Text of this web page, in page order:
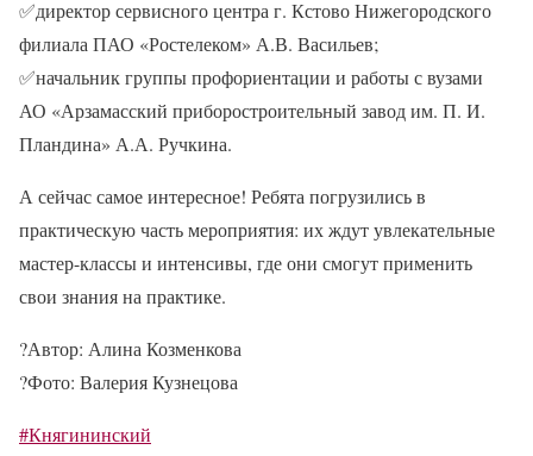
✅директор сервисного центра г. Кстово Нижегородского
филиала ПАО «Ростелеком» А.В. Васильев;
✅начальник группы профориентации и работы с вузами
АО «Арзамасский приборостроительный завод им. П. И.
Пландина» А.А. Ручкина.
А сейчас самое интересное! Ребята погрузились в
практическую часть мероприятия: их ждут увлекательные
мастер-классы и интенсивы, где они смогут применить
свои знания на практике.
?Автор: Алина Козменкова
?Фото: Валерия Кузнецова
#Княгининский